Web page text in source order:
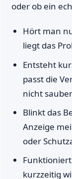
oder ob ein
Hört man
liegt das
Entsteht
passt die
nicht
Blinkt das
Anzeige
oder
kurzzeitig